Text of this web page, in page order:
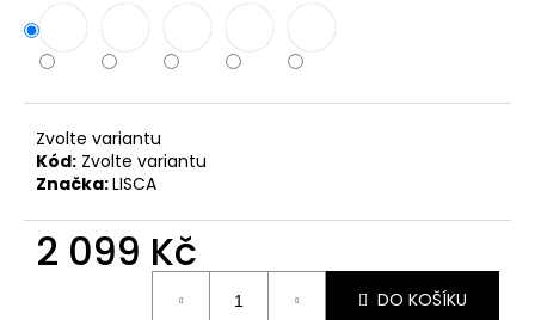
Zvolte variantu
Kód: Zvolte variantu
Značka:LISCA
2 099 Kč
DO KOŠÍKU
D
o
p
o
u
č
j